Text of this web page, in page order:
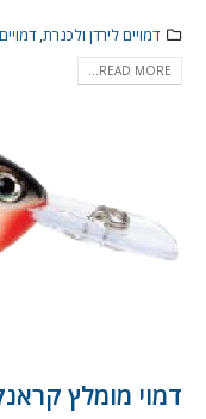
דמויים לירדן ולכנרת,
READ MORE...
דמוי מומלץ